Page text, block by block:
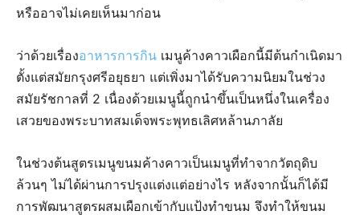
หรืออาจไม่เคยเห็นมาก่อน
ว่าด้วยเรื่องอาหารการกิน เมนูค้างคาวเผือกนี้มีต้นกำเนิดมา
ตั้งแต่สมัยกรุงศรีอยุธยา แต่เพิ่งมาได้รับความนิยมในช่วง
สมัยรัชกาลที่ 2 เนื่องด้วยเมนูนี้ถูกนำขึ้นเป็นหนึ่งในเครื่อง
เสวยของพระบาทสมเด็จพระพุทธเลิศหล้านภาลัย
ในช่วงต้นสูตรเมนูขนมค้างคาวเป็นเมนูที่ทำจากวัตถุดิบ
ล้วนๆ ไม่ได้ผ่านการปรุงแต่งแต่อย่างไร หลังจากนั้นก็ได้มี
การพัฒนาสูตรผสมเผือกเข้ากับแป้งทำขนม จึงทำให้ขนม